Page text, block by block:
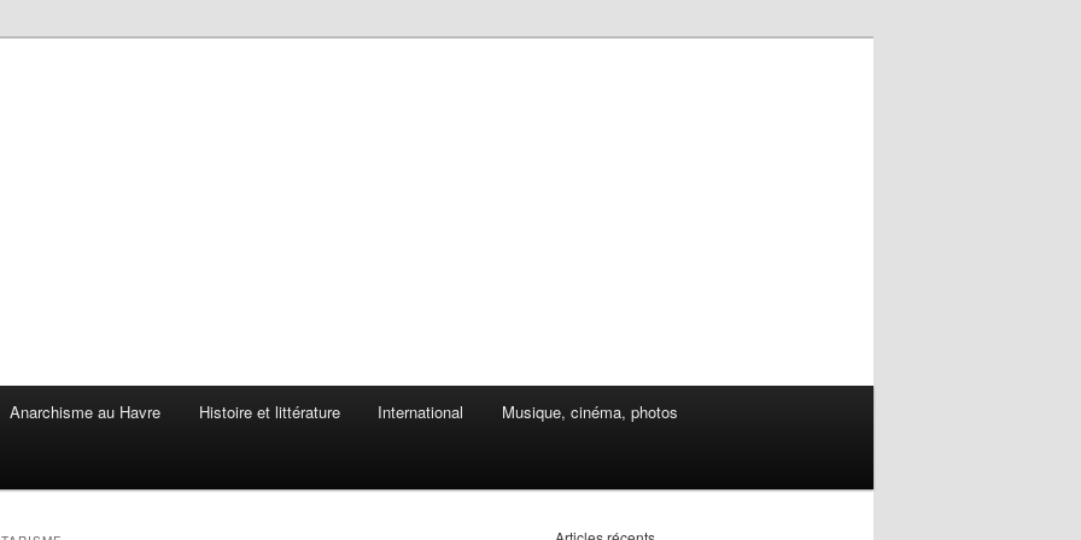
Anarchisme au Havre Histoire et littérature International Musique, cinéma, photos